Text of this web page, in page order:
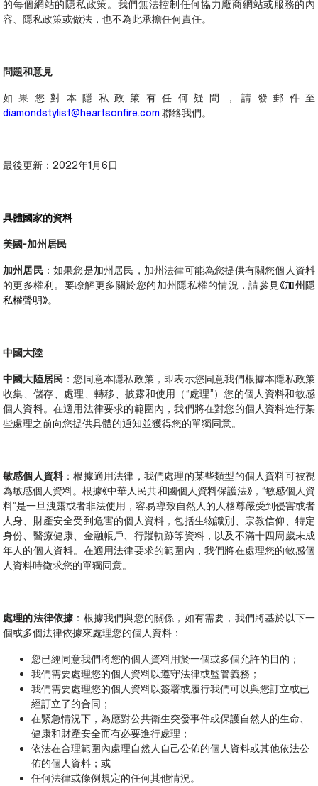
的每個網站的隱私政策。我們無法控制任何協力廠商網站或服務的內
容、隱私政策或做法，也不為此承擔任何責任。
問題和意見
如果您對本隱私政策有任何疑問，請發郵件至
diamondstylist@heartsonfire.com聯絡我們。
最後更新：2022年1月6日
具體國家的資料
美國-加州居民
加州居民：如果您是加州居民，加州法律可能為您提供有關您個人資料
的更多權利。要瞭解更多關於您的加州隱私權的情況，請參見《加州隱
私權聲明》。
中國大陸
中國大陸居民 ：您同意本隱私政策，即表示您同意我們根據本隱私政策
收集、儲存、處理、轉移、披露和使用（“處理”）您的個人資料和敏感
個人資料。在適用法律要求的範圍內，我們將在對您的個人資料進行某
些處理之前向您提供具體的通知並獲得您的單獨同意。
敏感個人資料：根據適用法律，我們處理的某些類型的個人資料可被視
為敏感個人資料。根據《中華人民共和國個人資料保護法》，“敏感個人資
料”是一旦洩露或者非法使用，容易導致自然人的人格尊嚴受到侵害或者
人身、財產安全受到危害的個人資料，包括生物識別、宗教信仰、特定
身份、醫療健康、金融帳戶、行蹤軌跡等資料，以及不滿十四周歲未成
年人的個人資料。在適用法律要求的範圍內，我們將在處理您的敏感個
人資料時徵求您的單獨同意。
處理的法律依據 ：根據我們與您的關係，如有需要，我們將基於以下一
個或多個法律依據來處理您的個人資料：
您已經同意我們將您的個人資料用於一個或多個允許的目的；
我們需要處理您的個人資料以遵守法律或監管義務；
我們需要處理您的個人資料以簽署或履行我們可以與您訂立或已
經訂立了的合同；
在緊急情況下，為應對公共衛生突發事件或保護自然人的生命、
健康和財產安全而有必要進行處理；
依法在合理範圍內處理自然人自己公佈的個人資料或其他依法公
佈的個人資料；或
任何法律或條例規定的任何其他情況。